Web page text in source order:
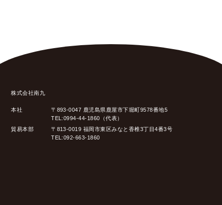
株式会社南九
本社
〒893-0047 鹿児島県鹿屋市下堀町9578番地5
TEL:0994-44-1860（代表）
貿易本部
〒813-0019 福岡市東区みなと香椎3丁目4番3号
TEL:092-663-1860